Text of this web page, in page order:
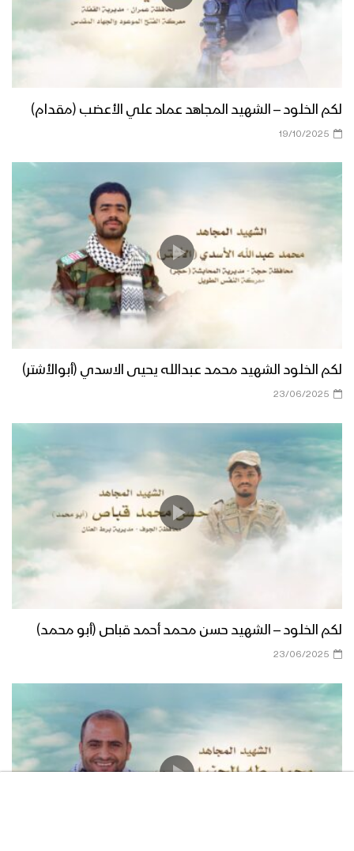
لكم الخلود – الشهيد المجاهد عماد علي الأعضب (مقدام)
19/10/2025
لكم الخلود الشهيد محمد عبدالله يحيى الاسدي (أبوالأشتر)
23/06/2025
لكم الخلود – الشهيد حسن محمد أحمد قباص (أبو محمد)
23/06/2025